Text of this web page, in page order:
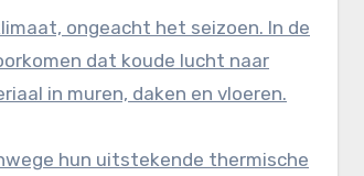
dat koude lucht naar
in muren, daken en vloeren.
hun uitstekende thermische